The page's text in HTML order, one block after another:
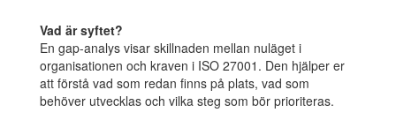
Vad är syftet?
En gap-analys visar skillnaden mellan nuläget i
organisationen och kraven i ISO 27001. Den hjälper er
att förstå vad som redan finns på plats, vad som
behöver utvecklas och vilka steg som bör prioriteras.